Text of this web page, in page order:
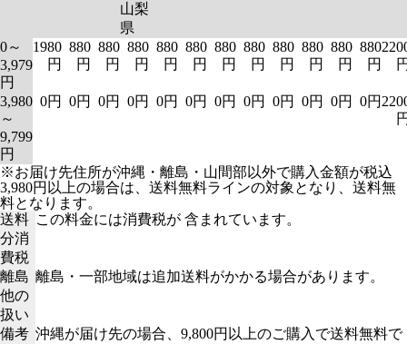
山梨
県
0～
3,979
円
1980
円
880
円
880
円
880
円
880
円
880
円
880
円
880
円
880
円
880
円
880
円
880
円
3,980
～
9,799
円
0円 0円 0円 0円 0円 0円 0円 0円 0円 0円 0円 0円
※お届け先住所が沖縄・離島・山間部以外で購入金額が税込
3,980円以上の場合は、送料無料ラインの対象となり、送料無
料となります。
送料
分消
費税
この料金には消費税が 含まれています。
離島
他の
扱い
離島・一部地域は追加送料がかかる場合があります。
備考 沖縄が届け先の場合、9,800円以上のご購入で送料無料で